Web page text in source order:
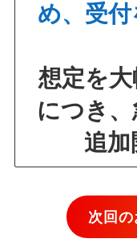
め、受
想定を
につき
追加
次回